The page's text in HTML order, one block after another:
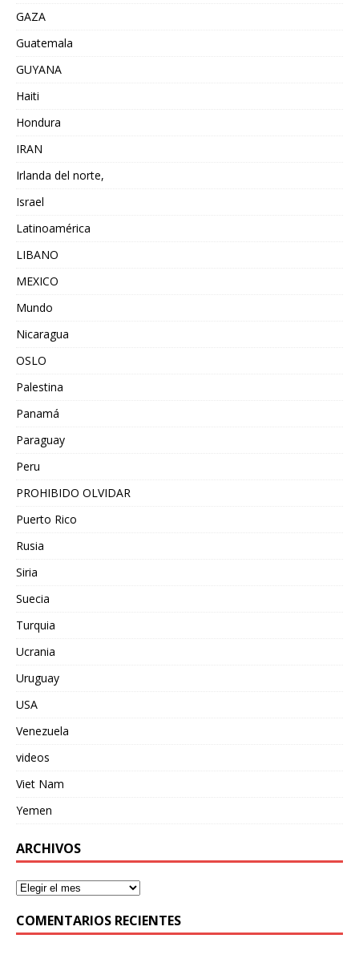
GAZA
Guatemala
GUYANA
Haiti
Hondura
IRAN
Irlanda del norte,
Israel
Latinoamérica
LIBANO
MEXICO
Mundo
Nicaragua
OSLO
Palestina
Panamá
Paraguay
Peru
PROHIBIDO OLVIDAR
Puerto Rico
Rusia
Siria
Suecia
Turquia
Ucrania
Uruguay
USA
Venezuela
videos
Viet Nam
Yemen
ARCHIVOS
COMENTARIOS RECIENTES